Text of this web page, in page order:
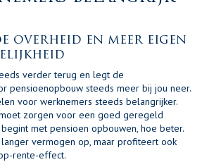
overheid en meer eigen
verder terug en legt de
pensioenopbouw steeds meer bij jou neer.
voor werknemers steeds belangrijker.
zorgen voor een goed geregeld
met pensioen opbouwen, hoe beter.
vermogen op, maar profiteert ook
rente-effect.